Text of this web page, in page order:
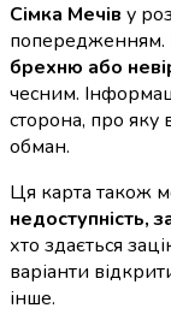
Сімка Мечів у
попередженням.
брехню або
чесним.
сторона, про яку
обман.
Ця карта також
недоступність,
хто здається
варіанти
інше.